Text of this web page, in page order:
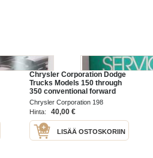
Chrysler Corporation Dodge
Trucks Models 150 through
350 conventional forward
control 4 x 2 and 4 x 4 - Utility
vehicles Dodge Ramcharger
1983 Service Manual
Chrysler Corporation 198
Hinta:
40,00 €
LISÄÄ OSTOSKORIIN